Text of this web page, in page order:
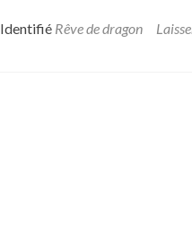
Identifié Rêve de dragon